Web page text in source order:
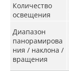
Количество
освещения
Диапазон
панорамирова
ния / наклона /
вращения